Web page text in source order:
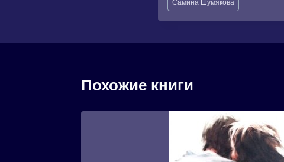
записи:
Самина Шумякова
Похожие книги